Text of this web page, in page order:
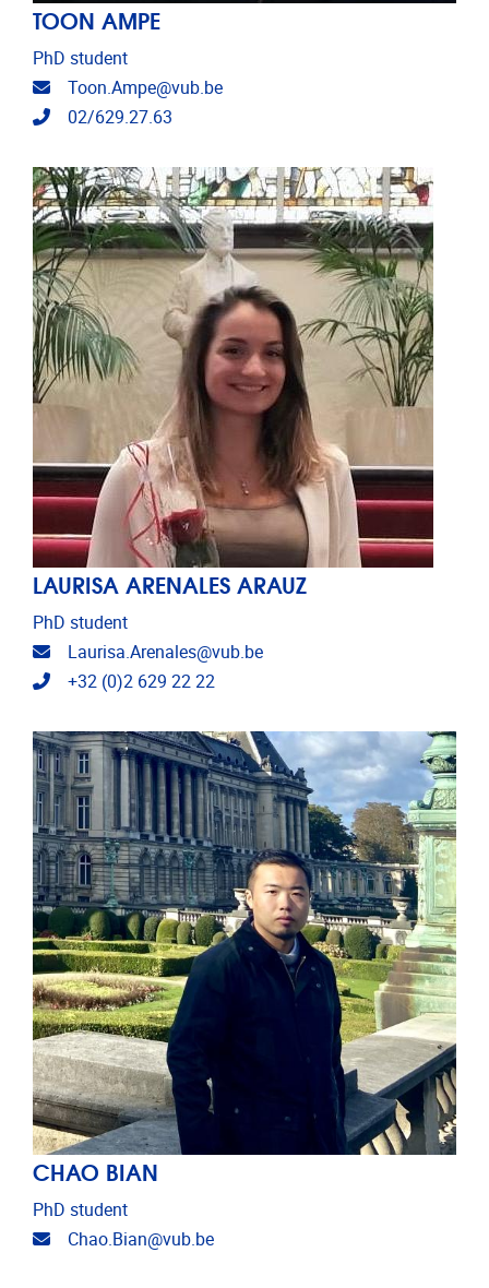
TOON AMPE
PhD student
E-mailadres
Toon.Ampe@vub.be
Telefoonnummer
02/629.27.63
LAURISA ARENALES ARAUZ
PhD student
E-mailadres
Laurisa.Arenales@vub.be
Telefoonnummer
+32 (0)2 629 22 22
CHAO BIAN
PhD student
E-mailadres
Chao.Bian@vub.be